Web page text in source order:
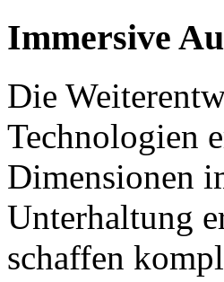
Immersive
Die
Technologien
Dimensionen
Unterhaltung
schaffen